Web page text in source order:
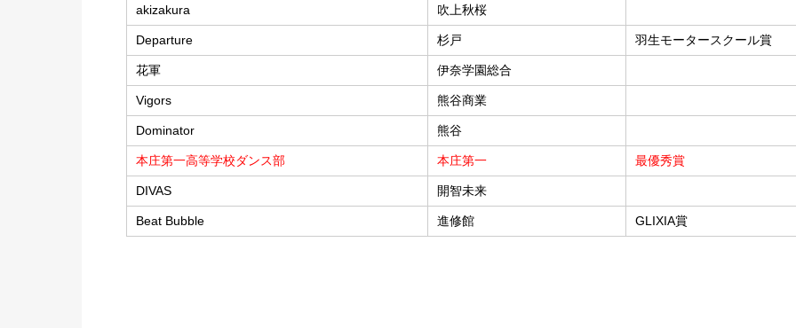
akizakura 吹上秋桜
Departure 杉戸 羽生モータースクール賞
花軍 伊奈学園総合
Vigors 熊谷商業
Dominator 熊谷
本庄第一高等学校ダンス部 本庄第一 最優秀賞
DIVAS 開智未来
Beat Bubble 進修館 GLIXIA賞